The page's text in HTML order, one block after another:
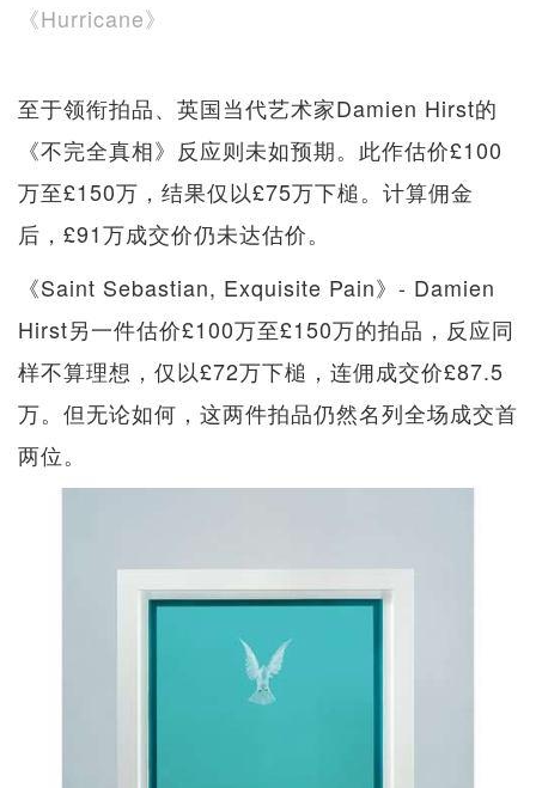
《Hurricane》
至于领衔拍品、英国当代艺术家Damien Hirst的
《不完全真相》反应则未如预期。此作估价£100
万至£150万，结果仅以£75万下槌。计算佣金
后，£91万成交价仍未达估价。
《Saint Sebastian, Exquisite Pain》- Damien
Hirst另一件估价£100万至£150万的拍品，反应同
样不算理想，仅以£72万下槌，连佣成交价£87.5
万。但无论如何，这两件拍品仍然名列全场成交首
两位。